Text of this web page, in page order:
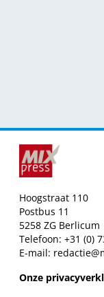
Hoogstraat 110
Postbus 11
5258 ZG Berlicum
Telefoon: +31 (0)
E-mail:
Onze